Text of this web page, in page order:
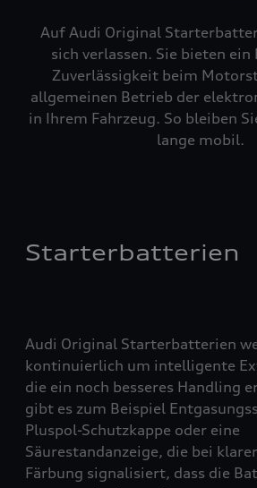
Auf Audi Original
sich verlassen. Sie bieten ein
Zuverlässigkeit beim
allgemeinen Betrieb der
in Ihrem Fahrzeug. So bleiben
lange mobil.
Starterbatterien
Audi Original Starterbatterien
kontinuierlich um intelligente
die ein noch besseres Handling
gibt es zum Beispiel
Pluspol-Schutzkappe oder eine
Säurestandanzeige, die bei
Färbung signalisiert, dass die